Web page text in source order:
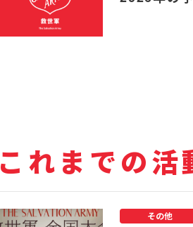
これまでの活
その他